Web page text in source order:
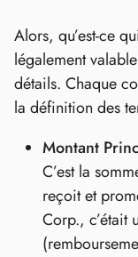
Alors, qu’est-ce
légalement
détails. Chaque
la définition des
Montant
C’est la
reçoit et
Corp., c’était